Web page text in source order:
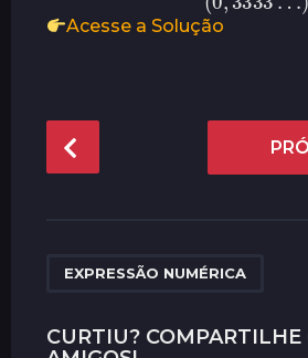
Acesse a Solução
o
i
EXPRESSÃO NUMÉRICA
CURTIU? COMPARTILHE